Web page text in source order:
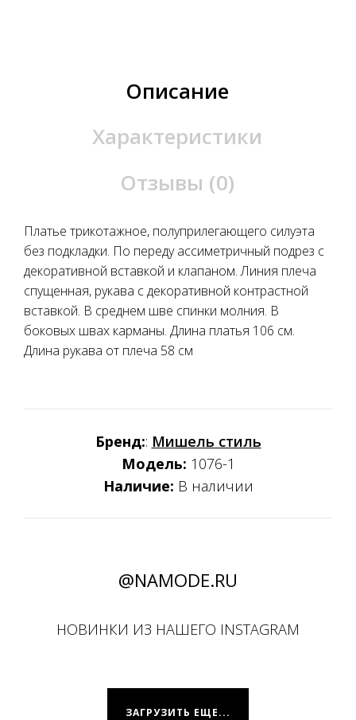
Описание
Характеристики
Отзывы (0)
Платье трикотажное, полуприлегающего силуэта
без подкладки. По переду ассиметричный подрез с
декоративной вставкой и клапаном. Линия плеча
спущенная, рукава с декоративной контрастной
вставкой. В среднем шве спинки молния. В
боковых швах карманы. Длина платья 106 см.
Длина рукава от плеча 58 см
Бренд:: Мишель стиль
Модель: 1076-1
Наличие: В наличии
@NAMODE.RU
НОВИНКИ ИЗ НАШЕГО INSTAGRAM
ЗАГРУЗИТЬ ЕЩЕ...